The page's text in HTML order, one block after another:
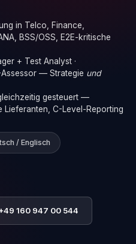
in Telco, Finance,
BSS/OSS, E2E-kritische
+ Test Analyst ·
Assessor — Strategie und
gesteuert —
Lieferanten, C-Level-Reporting
/ Englisch
160 947 00 544